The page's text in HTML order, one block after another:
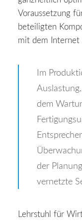
Voraussetzung
beteiligten
mit dem Internet
Im
dem
der
vernetzte
Lehrstuhl für